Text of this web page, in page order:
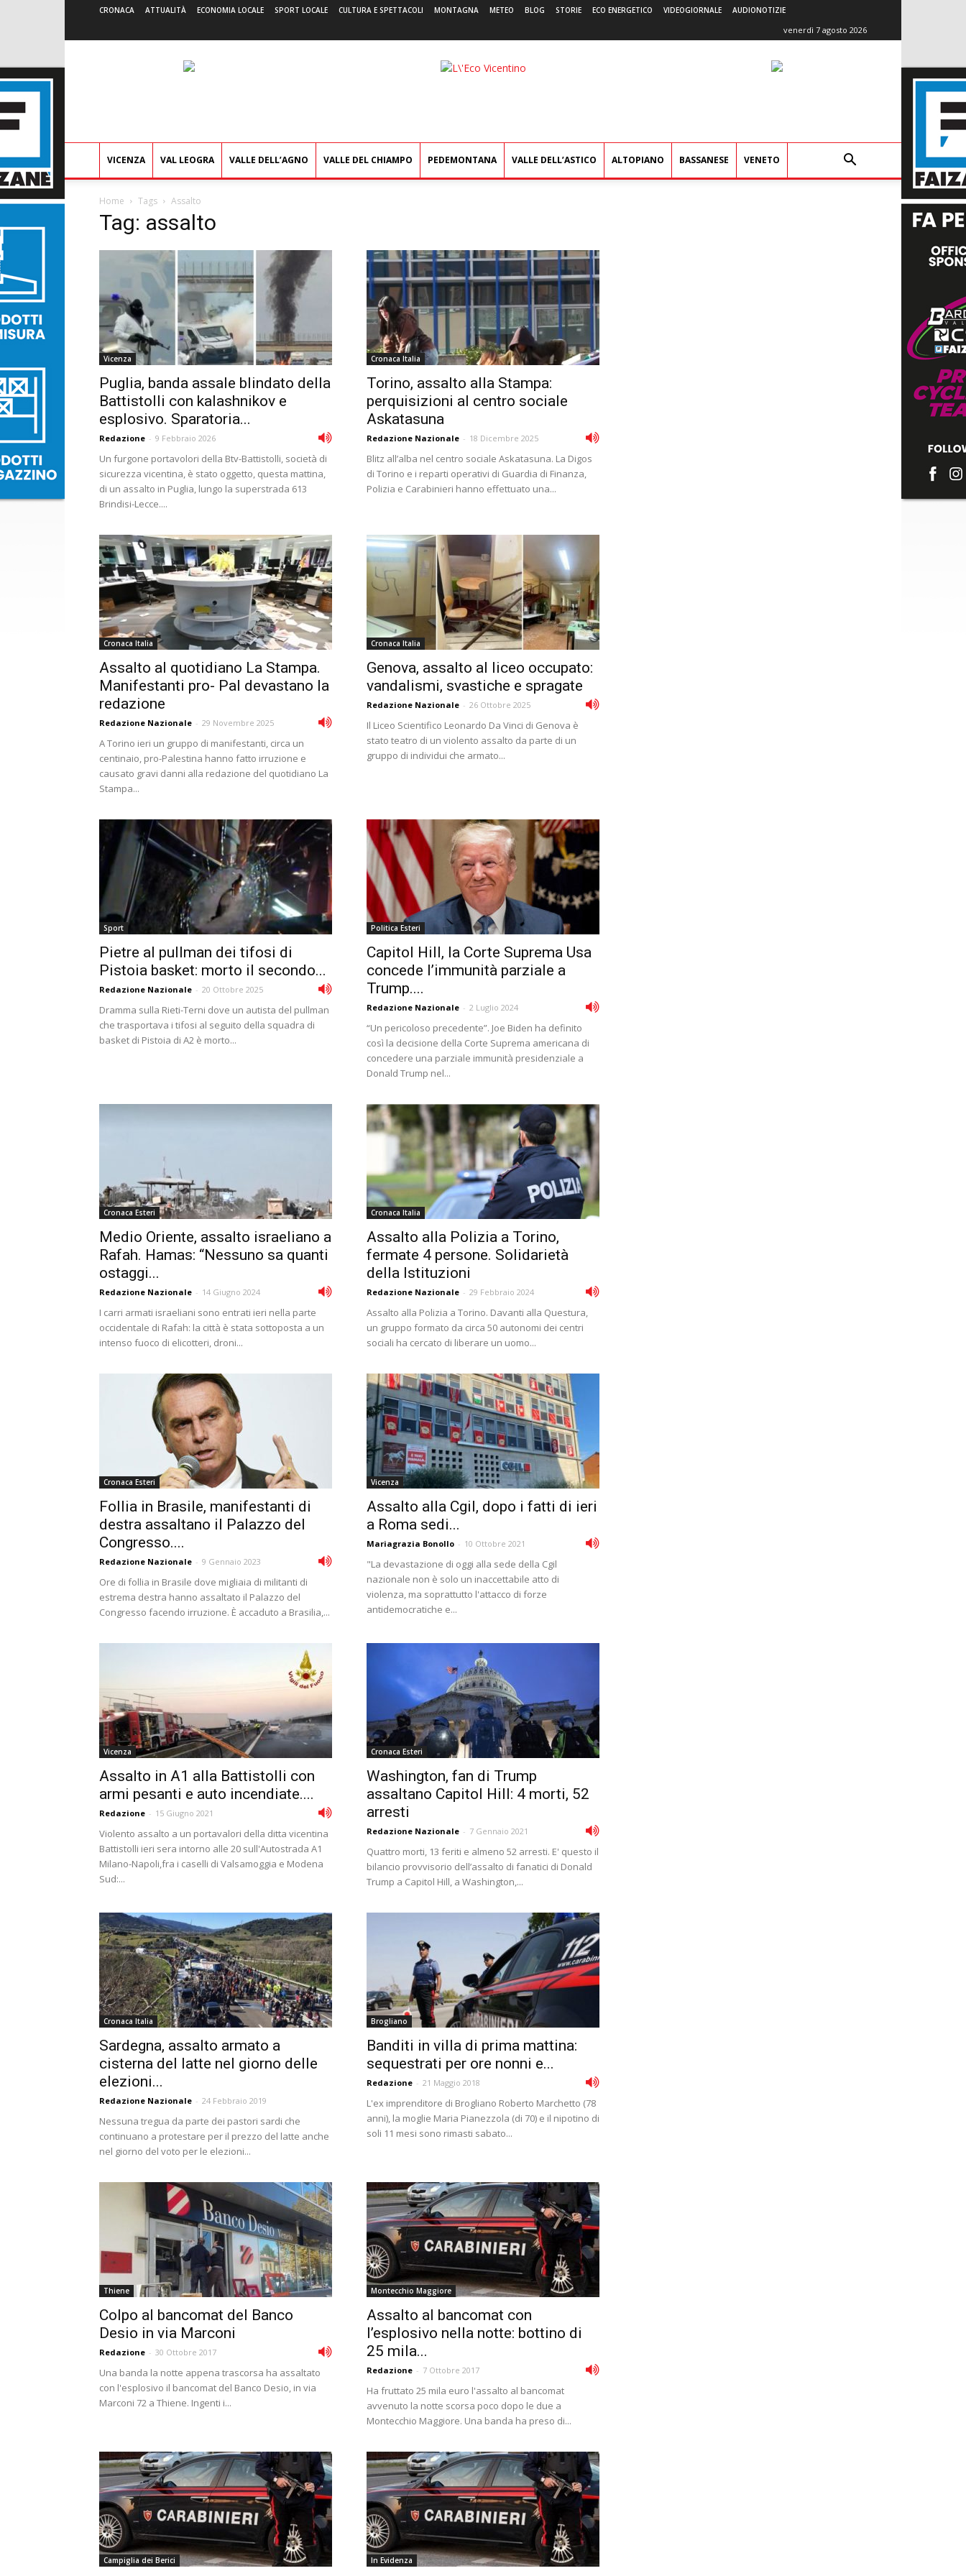
CRONACA ATTUALITÀ ECONOMIA LOCALE SPORT LOCALE CULTURA E SPETTACOLI MONTAGNA METEO BLOG STORIE ECO ENERGETICO VIDEOGIORNALE AUDIONOTIZIE
venerdì 7 agosto 2026
L'Eco
VICENZA VAL LEOGRA VALLE DELL’AGNO VALLE DEL CHIAMPO PEDEMONTANA VALLE DELL’ASTICO ALTOPIANO BASSANESE VENETO
Home Tags Assalto
Tag: assalto
Vicenza
Puglia, banda assale blindato della
Battistolli con kalashnikov e
esplosivo. Sparatoria...
Redazione - 9 Febbraio 2026
Un furgone portavolori della Btv-Battistolli, società di
sicurezza vicentina, è stato oggetto, questa mattina,
di un assalto in Puglia, lungo la superstrada 613
Brindisi-Lecce....
Cronaca Italia
Torino, assalto alla Stampa:
perquisizioni al centro sociale
Askatasuna
Redazione Nazionale - 18 Dicembre 2025
Blitz all’alba nel centro sociale Askatasuna. La Digos
di Torino e i reparti operativi di Guardia di Finanza,
Polizia e Carabinieri hanno effettuato una...
Cronaca Italia
Assalto al quotidiano La Stampa.
Manifestanti pro- Pal devastano la
redazione
Redazione Nazionale - 29 Novembre 2025
A Torino ieri un gruppo di manifestanti, circa un
centinaio, pro-Palestina hanno fatto irruzione e
causato gravi danni alla redazione del quotidiano La
Stampa...
Cronaca Italia
Genova, assalto al liceo occupato:
vandalismi, svastiche e spragate
Redazione Nazionale - 26 Ottobre 2025
Il Liceo Scientifico Leonardo Da Vinci di Genova è
stato teatro di un violento assalto da parte di un
gruppo di individui che armato...
Sport
Pietre al pullman dei tifosi di
Pistoia basket: morto il secondo...
Redazione Nazionale - 20 Ottobre 2025
Dramma sulla Rieti-Terni dove un autista del pullman
che trasportava i tifosi al seguito della squadra di
basket di Pistoia di A2 è morto...
Politica Esteri
Capitol Hill, la Corte Suprema Usa
concede l’immunità parziale a
Trump....
Redazione Nazionale - 2 Luglio 2024
“Un pericoloso precedente”. Joe Biden ha definito
così la decisione della Corte Suprema americana di
concedere una parziale immunità presidenziale a
Donald Trump nel...
Cronaca Esteri
Medio Oriente, assalto israeliano a
Rafah. Hamas: “Nessuno sa quanti
ostaggi...
Redazione Nazionale - 14 Giugno 2024
I carri armati israeliani sono entrati ieri nella parte
occidentale di Rafah: la città è stata sottoposta a un
intenso fuoco di elicotteri, droni...
Cronaca Italia
Assalto alla Polizia a Torino,
fermate 4 persone. Solidarietà
della Istituzioni
Redazione Nazionale - 29 Febbraio 2024
Assalto alla Polizia a Torino. Davanti alla Questura,
un gruppo formato da circa 50 autonomi dei centri
sociali ha cercato di liberare un uomo...
Cronaca Esteri
Follia in Brasile, manifestanti di
destra assaltano il Palazzo del
Congresso....
Redazione Nazionale - 9 Gennaio 2023
Ore di follia in Brasile dove migliaia di militanti di
estrema destra hanno assaltato il Palazzo del
Congresso facendo irruzione. È accaduto a Brasilia,...
Vicenza
Assalto alla Cgil, dopo i fatti di ieri
a Roma sedi...
Mariagrazia Bonollo - 10 Ottobre 2021
"La devastazione di oggi alla sede della Cgil
nazionale non è solo un inaccettabile atto di
violenza, ma soprattutto l'attacco di forze
antidemocratiche e...
Vicenza
Assalto in A1 alla Battistolli con
armi pesanti e auto incendiate....
Redazione - 15 Giugno 2021
Violento assalto a un portavalori della ditta vicentina
Battistolli ieri sera intorno alle 20 sull'Autostrada A1
Milano-Napoli,fra i caselli di Valsamoggia e Modena
Sud:...
Cronaca Esteri
Washington, fan di Trump
assaltano Capitol Hill: 4 morti, 52
arresti
Redazione Nazionale - 7 Gennaio 2021
Quattro morti, 13 feriti e almeno 52 arresti. E' questo il
bilancio provvisorio dell’assalto di fanatici di Donald
Trump a Capitol Hill, a Washington,...
Cronaca Italia
Sardegna, assalto armato a
cisterna del latte nel giorno delle
elezioni...
Redazione Nazionale - 24 Febbraio 2019
Nessuna tregua da parte dei pastori sardi che
continuano a protestare per il prezzo del latte anche
nel giorno del voto per le elezioni...
Brogliano
Banditi in villa di prima mattina:
sequestrati per ore nonni e...
Redazione - 21 Maggio 2018
L'ex imprenditore di Brogliano Roberto Marchetto (78
anni), la moglie Maria Pianezzola (di 70) e il nipotino di
soli 11 mesi sono rimasti sabato...
Thiene
Colpo al bancomat del Banco
Desio in via Marconi
Redazione - 30 Ottobre 2017
Una banda la notte appena trascorsa ha assaltato
con l'esplosivo il bancomat del Banco Desio, in via
Marconi 72 a Thiene. Ingenti i...
Montecchio Maggiore
Assalto al bancomat con
l’esplosivo nella notte: bottino di
25 mila...
Redazione - 7 Ottobre 2017
Ha fruttato 25 mila euro l'assalto al bancomat
avvenuto la notte scorsa poco dopo le due a
Montecchio Maggiore. Una banda ha preso di...
Campiglia dei Berici In Evidenza